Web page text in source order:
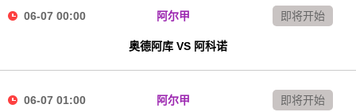
06-07 00:00 阿尔甲
奥德阿库 VS 阿科诺
即将开始
06-07 01:00 阿尔甲 即将开始